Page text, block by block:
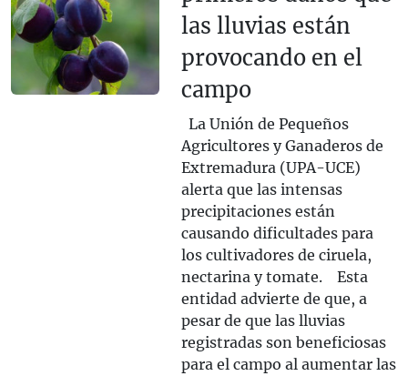
las lluvias están
provocando en el
campo
La Unión de Pequeños
Agricultores y Ganaderos de
Extremadura (UPA-UCE)
alerta que las intensas
precipitaciones están
causando dificultades para
los cultivadores de ciruela,
nectarina y tomate. Esta
entidad advierte de que, a
pesar de que las lluvias
registradas son beneficiosas
para el campo al aumentar las